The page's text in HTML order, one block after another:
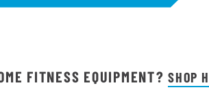
FITNESS EQUIPMENT?SHOP